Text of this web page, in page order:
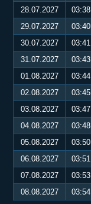
28.07.2027
03:38
29.07.2027
03:40
30.07.2027
03:41
31.07.2027
03:43
01.08.2027
03:44
02.08.2027
03:45
03.08.2027
03:47
04.08.2027
03:48
05.08.2027
03:50
06.08.2027
03:51
07.08.2027
03:53
08.08.2027
03:54